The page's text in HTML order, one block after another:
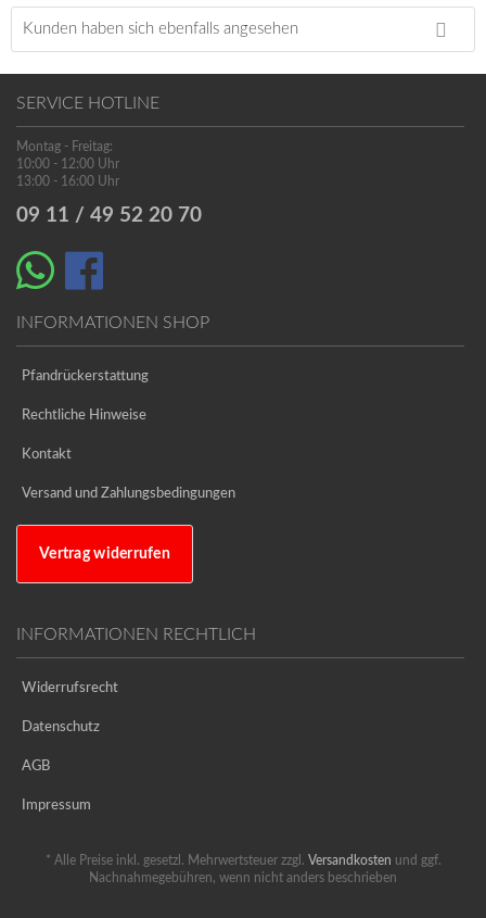
Kunden haben sich ebenfalls angesehen
SERVICE HOTLINE
Montag - Freitag:
10:00 - 12:00 Uhr
13:00 - 16:00 Uhr
09 11 / 49 52 20 70
INFORMATIONEN SHOP
Pfandrückerstattung
Rechtliche Hinweise
Kontakt
Versand und Zahlungsbedingungen
Vertrag widerrufen
INFORMATIONEN RECHTLICH
Widerrufsrecht
Datenschutz
AGB
Impressum
* Alle Preise inkl. gesetzl. Mehrwertsteuer zzgl. Versandkosten und ggf.
Nachnahmegebühren, wenn nicht anders beschrieben